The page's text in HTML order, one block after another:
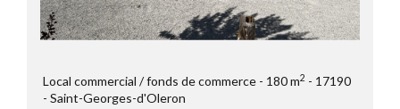
Local commercial / fonds de commerce 180 m2
17190
Saint-Georges-d'Oleron